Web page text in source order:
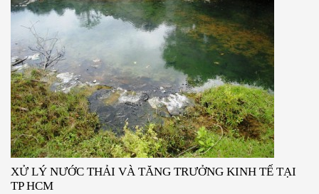
XỬ LÝ NƯỚC THẢI VÀ TĂNG TRƯỞNG KINH TẾ TẠI
TP HCM